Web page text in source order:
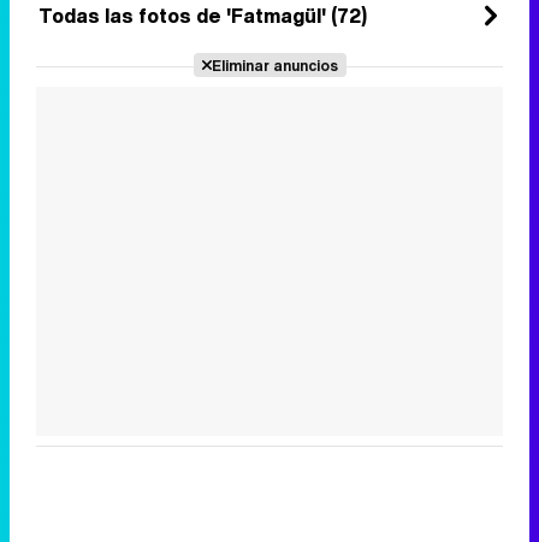
Todas las fotos de 'Fatmagül' (72)
Eliminar anuncios